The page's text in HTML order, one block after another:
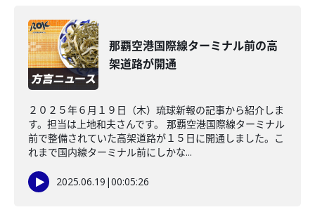
那覇空港国際線ターミナル前の高
架道路が開通
２０２５年６月１９日（木）琉球新報の記事から紹介しま
す。担当は上地和夫さんです。 那覇空港国際線ターミナル
前で整備されていた高架道路が１５日に開通しました。こ
れまで国内線ターミナル前にしかな...
2025.06.19 |00:05:26